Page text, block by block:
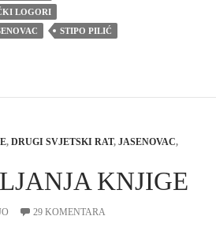
LOGORI
STIPO PILIĆ
, DRUGI SVJETSKI RAT, JASENOVAC,
KNJIGE
29 KOMENTARA